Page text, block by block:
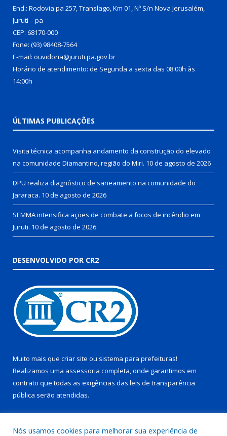
End.: Rodovia pa 257, Translago, Km 01, Nº S/n Nova Jerusalém,
Juruti – pa
CEP: 68170-000
Fone: (93) 98408-7564
E-mail: ouvidoria@juruti.pa.gov.br
Horário de atendimento: de Segunda a sexta das 08:00h às
14:00h
ÚLTIMAS PUBLICAÇÕES
Visita técnica acompanha andamento da construção do elevado
na comunidade Diamantino, região do Miri. 10 de agosto de 2026
DPU realiza diagnóstico de saneamento na comunidade do
Jararaca. 10 de agosto de 2026
SEMMA intensifica ações de combate a focos de incêndio em
Juruti. 10 de agosto de 2026
DESENVOLVIDO POR CR2
Muito mais que criar site ou sistema para prefeituras!
Realizamos uma assessoria completa, onde garantimos em
contrato que todas as exigências das leis de transparência
pública serão atendidas.
Nós usamos cookies para melhorar sua experiência de